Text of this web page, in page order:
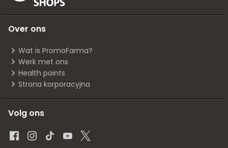
Over ons
Wat is PromoFarma?
Werk met ons
Health points
Strona korporacyjna
Volg ons